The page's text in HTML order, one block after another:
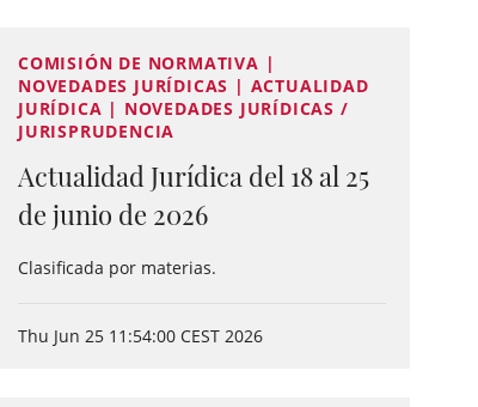
COMISIÓN DE NORMATIVA |
NOVEDADES JURÍDICAS | ACTUALIDAD
JURÍDICA | NOVEDADES JURÍDICAS /
JURISPRUDENCIA
Actualidad Jurídica del 18 al 25
de junio de 2026
Clasificada por materias.
Thu Jun 25 11:54:00 CEST 2026